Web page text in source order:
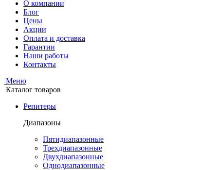
О компании
Блог
Цены
Акции
Оплата и доставка
Гарантии
Наши работы
Контакты
Меню
Каталог товаров
Репитеры
Диапазоны
Пятидиапазонные
Трехдиапазонные
Двухдиапазонные
Однодиапазонные